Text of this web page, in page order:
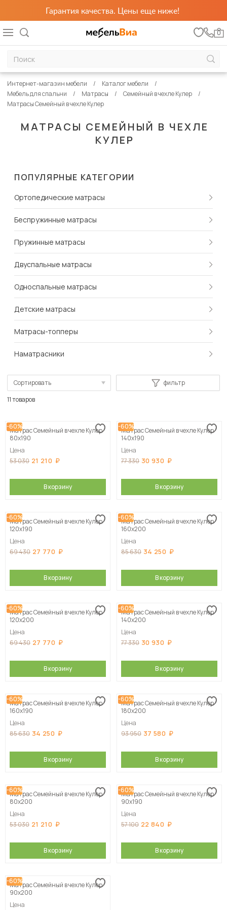
Гарантия качества. Цены еще ниже!
0
МАТРАСЫ СЕМЕЙНЫЙ В ЧЕХЛЕ
КУЛЕР
Интернет-магазин мебели
Каталог мебели
Мебель для спальни
Матрасы
Семейный в чехле Кулер
Матрасы Семейный в чехле Кулер
ПОПУЛЯРНЫЕ КАТЕГОРИИ
Ортопедические матрасы
Беспружинные матрасы
Пружинные матрасы
Двуспальные матрасы
Односпальные матрасы
Детские матрасы
Матрасы-топперы
Наматрасники
Сортировать
Сначала дорогие
фильтр
11 товаров
-60%
Матрас Семейный в чехле Кулер
80х190
Цена
53 030 21 210
В корзину
-60%
Матрас Семейный в чехле Кулер
140х190
Цена
77 330 30 930
В корзину
-60%
Матрас Семейный в чехле Кулер
120х190
Цена
69 430 27 770
В корзину
-60%
Матрас Семейный в чехле Кулер
160х200
Цена
85 630 34 250
В корзину
-60%
Матрас Семейный в чехле Кулер
120х200
Цена
69 430 27 770
В корзину
-60%
Матрас Семейный в чехле Кулер
140х200
Цена
77 330 30 930
В корзину
-60%
Матрас Семейный в чехле Кулер
160х190
Цена
85 630 34 250
В корзину
-60%
Матрас Семейный в чехле Кулер
180х200
Цена
93 950 37 580
В корзину
-60%
Матрас Семейный в чехле Кулер
80х200
Цена
53 030 21 210
В корзину
-60%
Матрас Семейный в чехле Кулер
90х190
Цена
57 100 22 840
В корзину
-60%
Матрас Семейный в чехле Кулер
90х200
Цена